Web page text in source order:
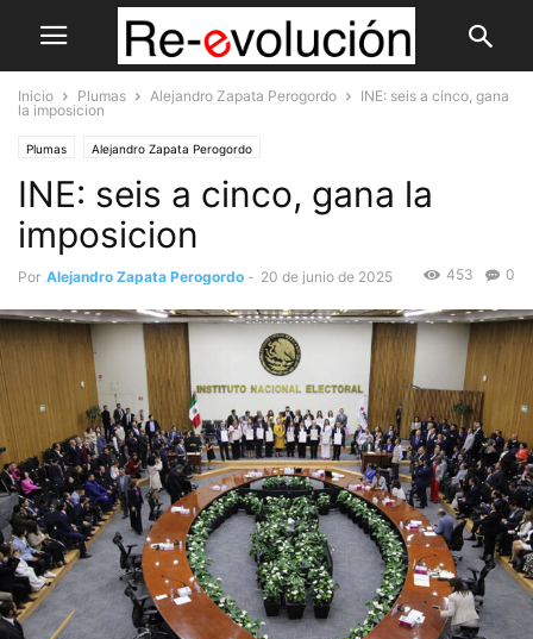
Inicio Plumas Alejandro Zapata Perogordo
INE: seis a cinco, gana
la imposicion
Plumas Alejandro Zapata Perogordo
INE: seis a cinco, gana la
imposicion
Por Alejandro Zapata Perogordo - 20 de junio de 2025 0
453